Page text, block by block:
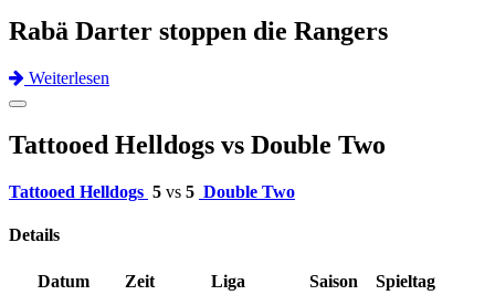
Rabä Darter stoppen die Rangers
Weiterlesen
Previous
Next
Toggle
Tattooed Helldogs vs Double Two
Tattooed Helldogs 5 vs 5 Double Two
Details
Datum Zeit Liga Saison
Spieltag